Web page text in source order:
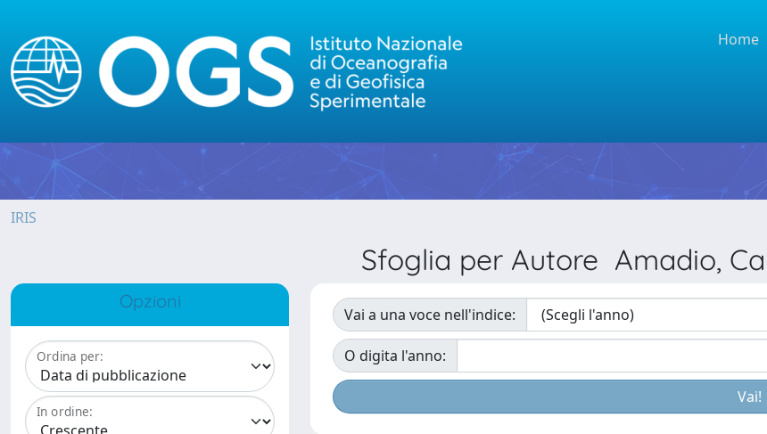
Home
IRIS
Sfoglia per Autore Amadio,
Opzioni
Ordina per:
In ordine:
Vai a una voce nell'indice:
O digita l'anno: